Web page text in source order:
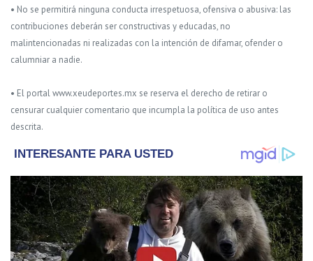
• No se permitirá ninguna conducta irrespetuosa, ofensiva o abusiva: las
contribuciones deberán ser constructivas y educadas, no
malintencionadas ni realizadas con la intención de difamar, ofender o
calumniar a nadie.
• El portal www.xeudeportes.mx se reserva el derecho de retirar o
censurar cualquier comentario que incumpla la política de uso antes
descrita.